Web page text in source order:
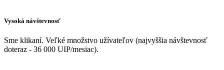
Vysoká návštevnosť
Sme klikaní. Veľké množstvo užívateľov (najvyššia návštevnosť
doteraz - 36 000 UIP/mesiac).